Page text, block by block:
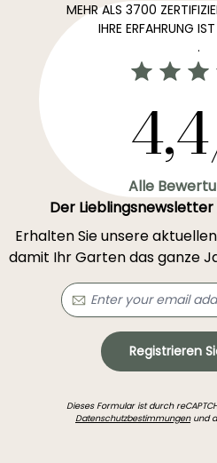
MEHR ALS 3700
IHRE ERFAHRUNG
.
Alle
Der
Erhalten Sie unsere
damit Ihr Garten das ganze
Registrieren
Dieses Formular ist durch
Datenschutzbestimmungenund